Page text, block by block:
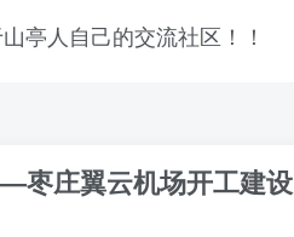
枣庄翼云机场开工建设